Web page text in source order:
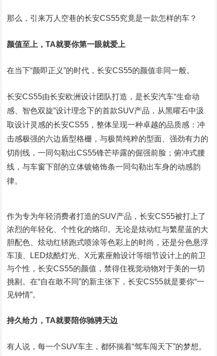
那么，引来万人空巷的长安CS55究竟是一款怎样的车？
颜值至上，TA就要你第一眼就爱上
在当下“颜即正义”的时代，长安CS55的颜值非同一般。
长安CS55由长安欧洲设计团队打造，是长安汽车“生命动
感、智色双旋”设计理念下的首款SUV产品，从黑曜石中汲
取设计灵感的长安CS55，整体呈现一种卓越的品质感：冲
击感极强的六边盾型格栅，与极简纯粹的型面、强劲有力的
切削线，一同勾勒出CS55锋芒毕露的倔强前脸；俯冲式腰
线，与车窗下部的立体镀铬饰条一同勾勒出车身的动感韵
律。
作为专为年轻消费者打造的SUV产品，长安CS55被打上了
浓烈的年轻化、个性化的烙印。无论是炫动红与繁星蓝的大
胆配色、炫动红轿跑式喷涂等色彩上的时尚，还是分色悬浮
车顶、LED炫酷灯光、X元素座舱设计等细节设计上的前卫
与个性，长安CS55的颜值，禁得住视觉动物对于美的一切
挑剔。在“自在敢不同”的新主张下，长安CS55就是要你“一
见钟情”。
持久给力，TA就要陪你驰骋天边
有人说，每一个SUV车主，都怀揣着“驾车闯天下”的梦想。